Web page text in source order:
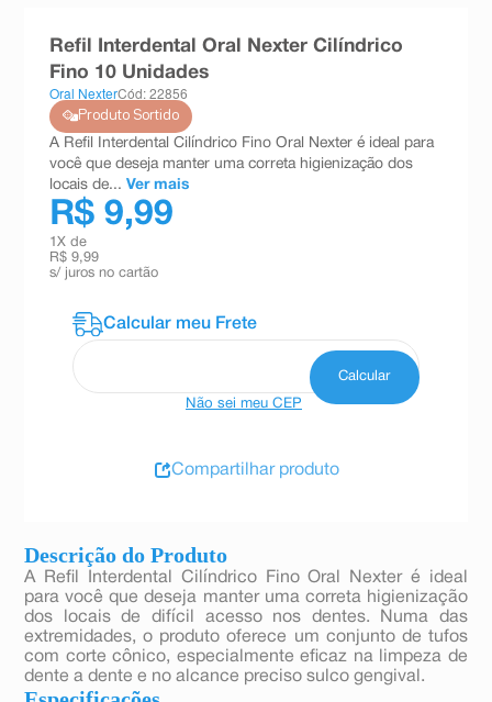
Descrição do Produto
A Refil Interdental Cilíndrico Fino Oral Nexter é ideal
para você que deseja manter uma correta higienização
dos locais de difícil acesso nos dentes. Numa das
extremidades, o produto oferece um conjunto de tufos
com corte cônico, especialmente eficaz na limpeza de
dente a dente e no alcance preciso sulco gengival.
Refil Interdental Oral Nexter Cilíndrico
Fino 10 Unidades
Oral NexterCód: 22856
Produto Sortido
A Refil Interdental Cilíndrico Fino Oral Nexter é ideal para
você que deseja manter uma correta higienização dos
locais de... Ver mais
R$ 9,99
1 X de
R$ 9,99
s/ juros no cartão
Não sei meu CEP
Compartilhar produto
teste gravidez
10ºesmalte